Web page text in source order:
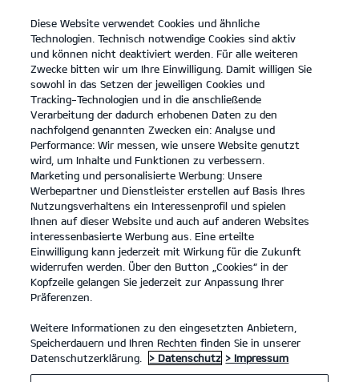
open
menu
KONTAKT
Der Kia EV2 Probefahrt / Angebot
Konfigurator
... ... DER KIA EV2
Diese Website verwendet Cookies und ähnliche
Technologien. Technisch notwendige Cookies sind aktiv
und können nicht deaktiviert werden. Für alle weiteren
Zwecke bitten wir um Ihre Einwilligung. Damit willigen Sie
sowohl in das Setzen der jeweiligen Cookies und
Tracking-Technologien und in die anschließende
Verarbeitung der dadurch erhobenen Daten zu den
nachfolgend genannten Zwecken ein: Analyse und
Performance: Wir messen, wie unsere Website genutzt
wird, um Inhalte und Funktionen zu verbessern.
Marketing und personalisierte Werbung: Unsere
Werbepartner und Dienstleister erstellen auf Basis Ihres
Nutzungsverhaltens ein Interessenprofil und spielen
Ihnen auf dieser Website und auch auf anderen Websites
interessenbasierte Werbung aus. Eine erteilte
Einwilligung kann jederzeit mit Wirkung für die Zukunft
widerrufen werden. Über den Button „Cookies“ in der
Kopfzeile gelangen Sie jederzeit zur Anpassung Ihrer
Präferenzen.
Weitere Informationen zu den eingesetzten Anbietern,
Speicherdauern und Ihren Rechten finden Sie in unserer
Datenschutzerklärung.
> Datenschutz > Impressum